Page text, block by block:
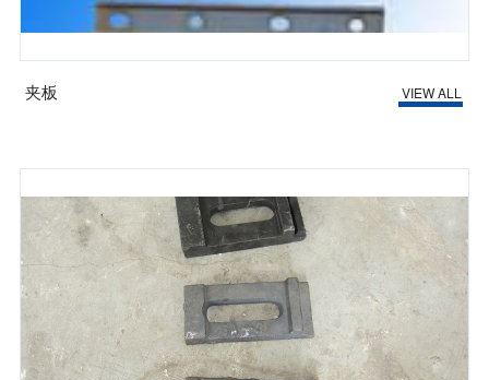
夹板 VIEW ALL